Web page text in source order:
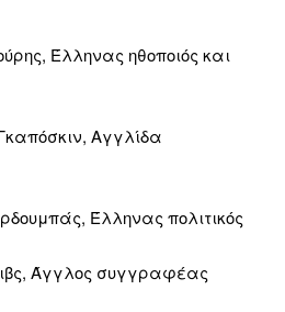
Έλληνας ηθοποιός και
Αγγλίδα
Έλληνας πολιτικός
Άγγλος συγγραφέας